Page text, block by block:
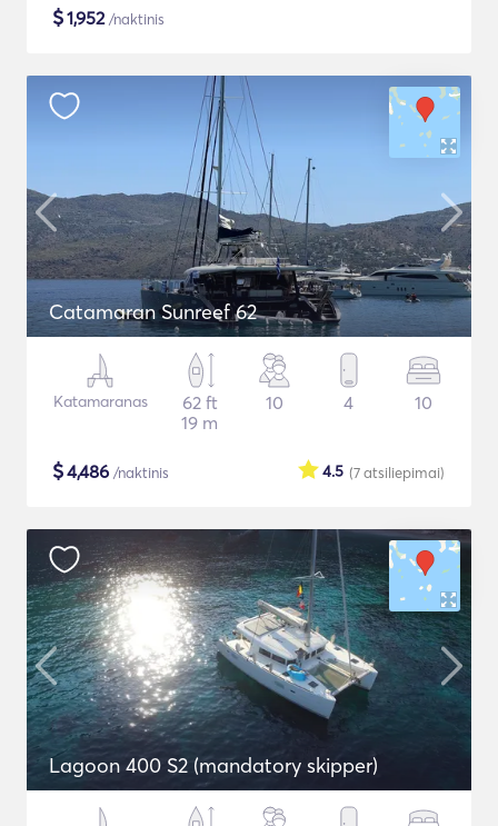
$1,952/naktinis
Catamaran Sunreef 62
Katamaranas
62 ft
19 m
10 4 10
$4,486 /naktinis (7atsiliepimai)
4.5
Lagoon 400 S2 (mandatory skipper)